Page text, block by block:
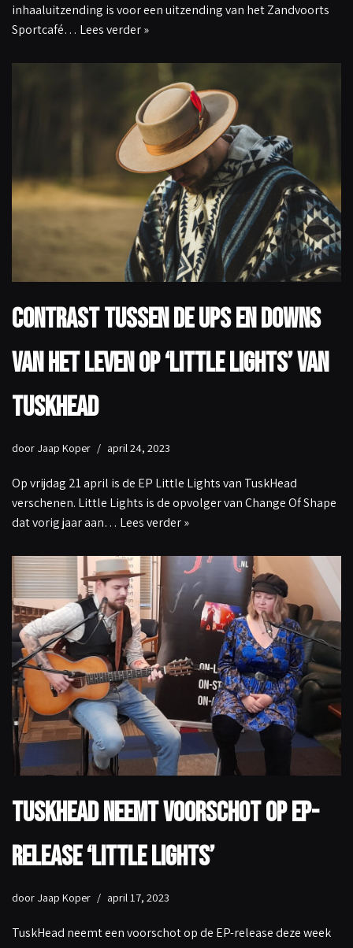
inhaaluitzending is voor een uitzending van het Zandvoorts
Sportcafé… Lees verder »
Contrast tussen de ups en downs
van het leven op ‘Little Lights’ van
TuskHead
door Jaap Koper april 24, 2023
Op vrijdag 21 april is de EP Little Lights van TuskHead
verschenen. Little Lights is de opvolger van Change Of Shape
dat vorig jaar aan… Lees verder »
TuskHead neemt voorschot op EP-
release ‘Little Lights’
door Jaap Koper april 17, 2023
TuskHead neemt een voorschot op de EP-release deze week